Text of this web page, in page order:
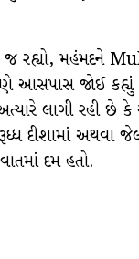
મહંમદને
આસપાસ જોઈ
લાગી રહી છે
અથવા
દમ હતો.